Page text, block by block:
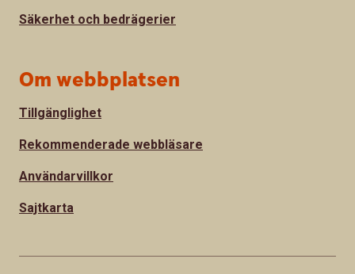
Säkerhet och bedrägerier
Om webbplatsen
Tillgänglighet
Rekommenderade webbläsare
Användarvillkor
Sajtkarta